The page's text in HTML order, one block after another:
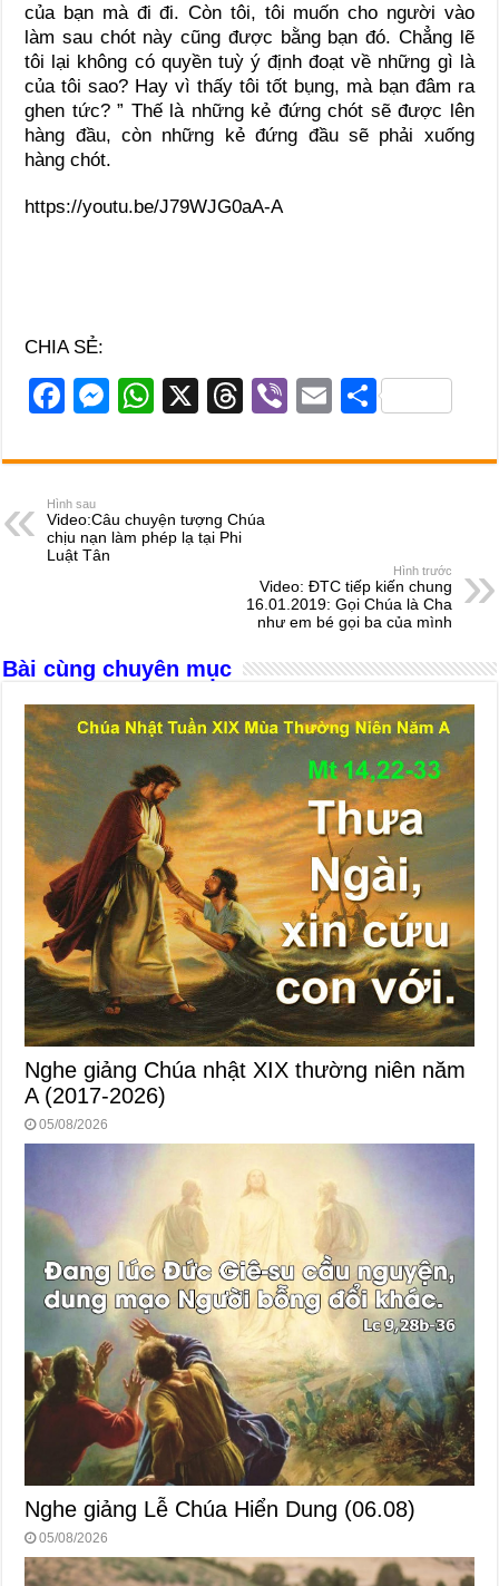
của bạn mà đi đi. Còn tôi, tôi muốn cho người vào
làm sau chót này cũng được bằng bạn đó. Chẳng lẽ
tôi lại không có quyền tuỳ ý định đoạt về những gì là
của tôi sao? Hay vì thấy tôi tốt bụng, mà bạn đâm ra
ghen tức? ” Thế là những kẻ đứng chót sẽ được lên
hàng đầu, còn những kẻ đứng đầu sẽ phải xuống
hàng chót.
https://youtu.be/J79WJG0aA-A
CHIA SẺ:
F
c
e
b
o
M
ss
n
W
at
A
X
T
e
d
s
Vi
er
E
ail
S
ar
Hình sau
Video:Câu chuyện tượng Chúa
chịu nạn làm phép lạ tại Phi
Luật Tân
Hình trước
Video: ĐTC tiếp kiến chung
16.01.2019: Gọi Chúa là Cha
như em bé gọi ba của mình
Bài cùng chuyên mục
Nghe giảng Chúa nhật XIX thường niên năm
A (2017-2026)
05/08/2026
Nghe giảng Lễ Chúa Hiển Dung (06.08)
05/08/2026